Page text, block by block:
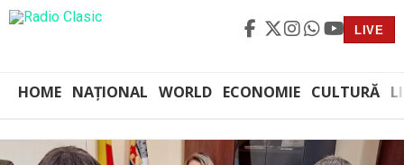
LIVE
HOME NAȚIONAL WORLD ECONOMIE CULTURĂ